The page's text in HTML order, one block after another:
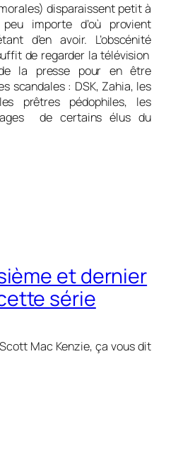
disparaissent petit à
importe d’où provient
d’en avoir. L’obscénité
de regarder la télévision
la presse pour en être
scandales : DSK, Zahia, les
prêtres pédophiles, les
de certains élus du
et dernier
série
Mac Kenzie, ça vous dit